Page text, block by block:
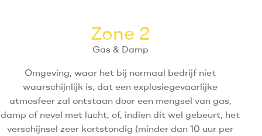
Zone 2
Gas & Damp
Omgeving, waar het bij normaal bedrijf niet
waarschijnlijk is, dat een explosiegevaarlijke
atmosfeer zal ontstaan door een mengsel van gas,
damp of nevel met lucht, of, indien dit wel gebeurt, het
verschijnsel zeer kortstondig (minder dan 10 uur per